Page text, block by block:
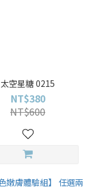
太空星糖 0215
NT$380
NT$600